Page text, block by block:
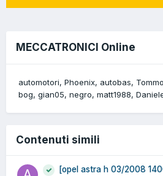
MECCATRONICI Online
automotori Phoenix autobas Tommo
bog gian05 negro matt1988
Contenuti simili
[opel astra h 03/2008